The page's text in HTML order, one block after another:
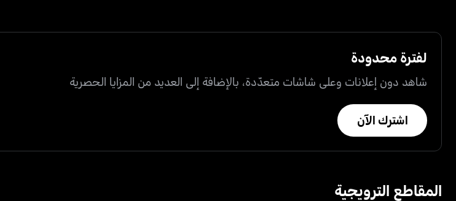
لفترة محدودة
شاهد دون إعلانات وعلى شاشات متعدّدة، بالإضافة إلى العديد من المزايا الحصرية
اشترك الآن
المقاطع الترويجية